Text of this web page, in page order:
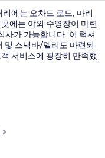
에는 오차드 로드, 마리
에는 야외 수영장이 마련
사가 가능합니다. 이 럭셔
및 스낵바/델리도 마련되
서비스에 굉장히 만족했
고 그레이트 월드역도